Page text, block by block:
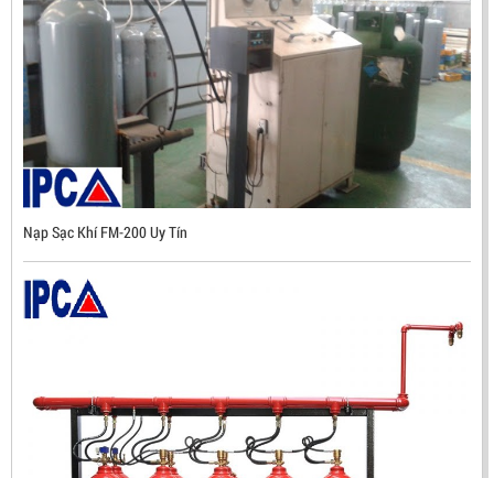
ĐẦU BÁO TIA LỬA IR3 RX500 CHỐNG CHÁY NỔ TIÊU
Nạp Sạc Khí FM-200 Uy Tín